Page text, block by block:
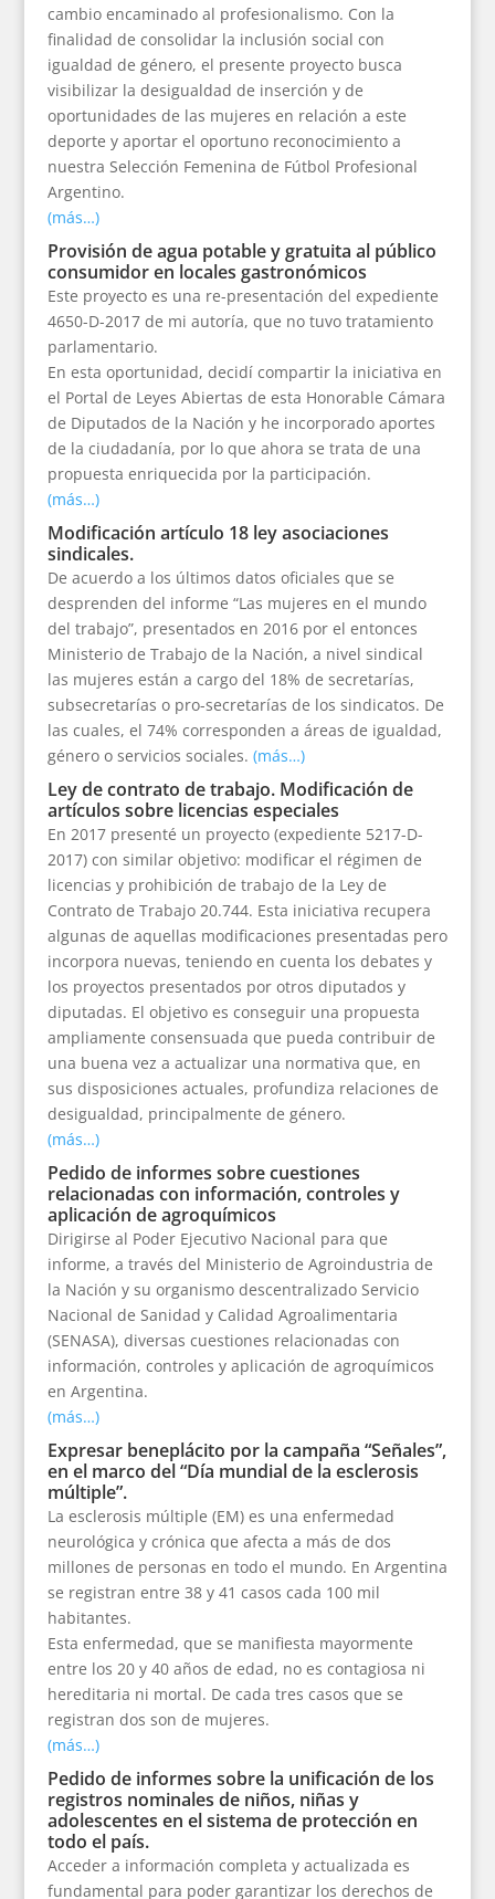
cambio encaminado al profesionalismo. Con la
finalidad de consolidar la inclusión social con
igualdad de género, el presente proyecto busca
visibilizar la desigualdad de inserción y de
oportunidades de las mujeres en relación a este
deporte y aportar el oportuno reconocimiento a
nuestra Selección Femenina de Fútbol Profesional
Argentino.
(más…)
Provisión de agua potable y gratuita al público
consumidor en locales gastronómicos
Este proyecto es una re-presentación del expediente
4650-D-2017 de mi autoría, que no tuvo tratamiento
parlamentario.
En esta oportunidad, decidí compartir la iniciativa en
el Portal de Leyes Abiertas de esta Honorable Cámara
de Diputados de la Nación y he incorporado aportes
de la ciudadanía, por lo que ahora se trata de una
propuesta enriquecida por la participación.
(más…)
Modificación artículo 18 ley asociaciones
sindicales.
De acuerdo a los últimos datos oficiales que se
desprenden del informe “Las mujeres en el mundo
del trabajo”, presentados en 2016 por el entonces
Ministerio de Trabajo de la Nación, a nivel sindical
las mujeres están a cargo del 18% de secretarías,
subsecretarías o pro-secretarías de los sindicatos. De
las cuales, el 74% corresponden a áreas de igualdad,
género o servicios sociales. (más…)
Ley de contrato de trabajo. Modificación de
artículos sobre licencias especiales
En 2017 presenté un proyecto (expediente 5217-D-
2017) con similar objetivo: modificar el régimen de
licencias y prohibición de trabajo de la Ley de
Contrato de Trabajo 20.744. Esta iniciativa recupera
algunas de aquellas modificaciones presentadas pero
incorpora nuevas, teniendo en cuenta los debates y
los proyectos presentados por otros diputados y
diputadas. El objetivo es conseguir una propuesta
ampliamente consensuada que pueda contribuir de
una buena vez a actualizar una normativa que, en
sus disposiciones actuales, profundiza relaciones de
desigualdad, principalmente de género.
(más…)
Pedido de informes sobre cuestiones
relacionadas con información, controles y
aplicación de agroquímicos
Dirigirse al Poder Ejecutivo Nacional para que
informe, a través del Ministerio de Agroindustria de
la Nación y su organismo descentralizado Servicio
Nacional de Sanidad y Calidad Agroalimentaria
(SENASA), diversas cuestiones relacionadas con
información, controles y aplicación de agroquímicos
en Argentina.
(más…)
Expresar beneplácito por la campaña “Señales”,
en el marco del “Día mundial de la esclerosis
múltiple”.
La esclerosis múltiple (EM) es una enfermedad
neurológica y crónica que afecta a más de dos
millones de personas en todo el mundo. En Argentina
se registran entre 38 y 41 casos cada 100 mil
habitantes.
Esta enfermedad, que se manifiesta mayormente
entre los 20 y 40 años de edad, no es contagiosa ni
hereditaria ni mortal. De cada tres casos que se
registran dos son de mujeres.
(más…)
Pedido de informes sobre la unificación de los
registros nominales de niños, niñas y
adolescentes en el sistema de protección en
todo el país.
Acceder a información completa y actualizada es
fundamental para poder garantizar los derechos de